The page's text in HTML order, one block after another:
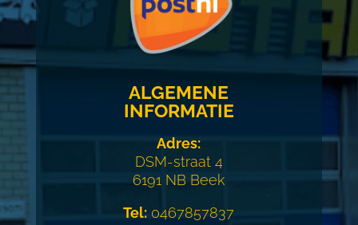
ALGEMENE
INFORMATIE
Adres:
DSM-straat 4
6191 NB Beek
Tel: 0467857837